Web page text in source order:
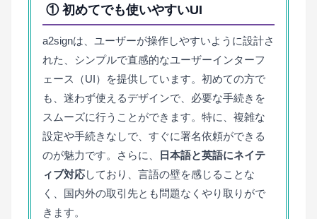
① 初めてでも使いやすいUI
a2signは、ユーザーが操作しやすいように設計さ
れた、シンプルで直感的なユーザーインターフ
ェース（UI）を提供しています。初めての方で
も、迷わず使えるデザインで、必要な手続きを
スムーズに行うことができます。特に、複雑な
設定や手続きなしで、すぐに署名依頼ができる
のが魅力です。さらに、
日本語と英語にネイテ
ィブ対応しており、言語の壁を感じることな
く、国内外の取引先とも問題なくやり取りがで
きます。